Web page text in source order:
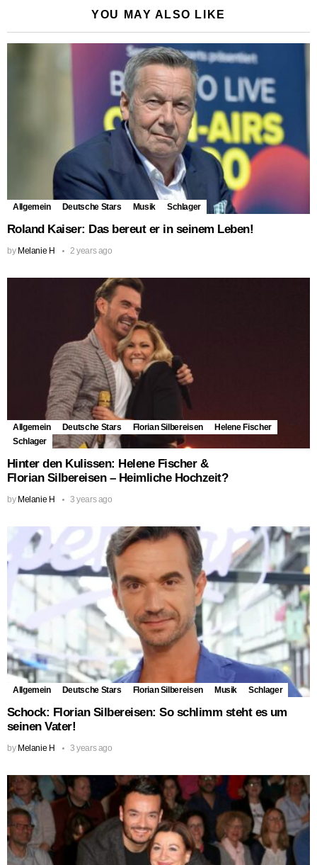
YOU MAY ALSO LIKE
Allgemein Deutsche Stars Musik Schlager
Roland Kaiser: Das bereut er in seinem Leben!
by Melanie H 2 years ago
Allgemein Deutsche Stars Florian Silbereisen
Helene Fischer
Schlager
Hinter den Kulissen: Helene Fischer &
Florian Silbereisen – Heimliche Hochzeit?
by Melanie H 3 years ago
Allgemein Deutsche Stars Florian Silbereisen Musik Schlager
Schock: Florian Silbereisen: So schlimm steht es um
seinen Vater!
by Melanie H 3 years ago